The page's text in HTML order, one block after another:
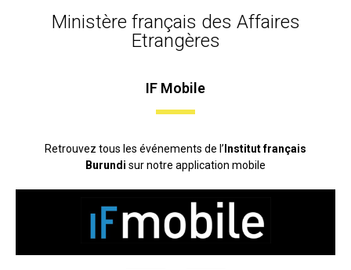
Ministère français des Affaires
Etrangères
IF Mobile
Retrouvez tous les événements de l’ Institut français
Burundi sur notre application mobile